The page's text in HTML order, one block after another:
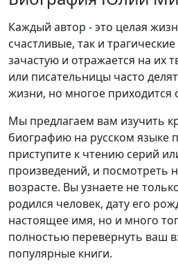
Каждый автор - это целая
счастливые, так и
зачастую и отражается на их
или писательницы часто
жизни, но многое приходится
Мы предлагаем вам изучить
биографию на русском языке
приступите к чтению серий
произведений, и посмотреть
возрасте. Вы узнаете не
родился человек, дату его
настоящее имя, но и много
полностью перевернуть ваш
популярные книги.